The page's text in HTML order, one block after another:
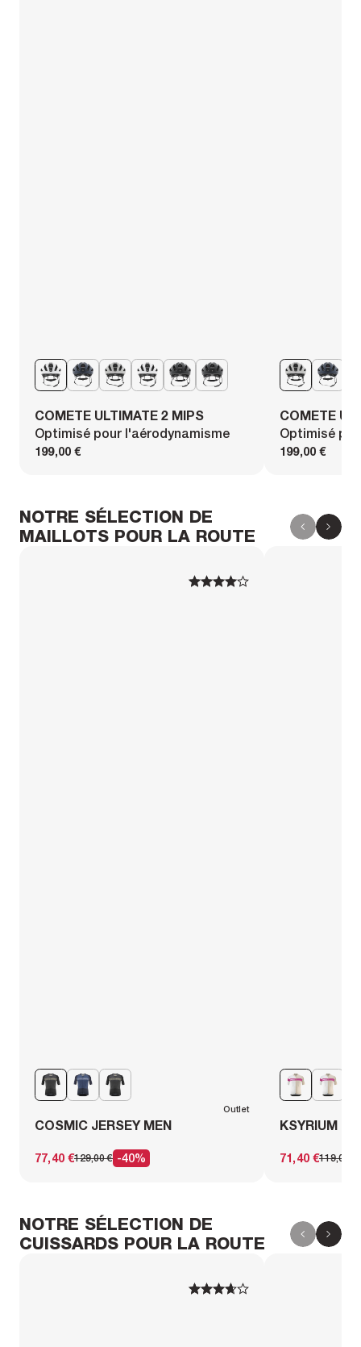
COMETE ULTIMATE 2 MIPS
Optimisé pour l'aérodynamisme
199,00 €
COMETE
Optimisé
199,00 €
NOTRE SÉLECTION DE
MAILLOTS POUR LA ROUTE
1 2 3 4 5
1 2 3 4 5
Outlet
COSMIC JERSEY MEN
129,00 €
77,40 € -40%
KSYRIUM
119,00 €
71,40 €
NOTRE SÉLECTION DE
CUISSARDS POUR LA ROUTE
1 2 3 4 5
1 2 3 4 5